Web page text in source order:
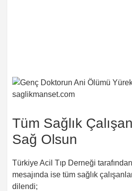
Tüm Sağlık
Sağ Olsun
Türkiye Acil Tıp Derneği
mesajında ise tüm sağlık
dilendi;